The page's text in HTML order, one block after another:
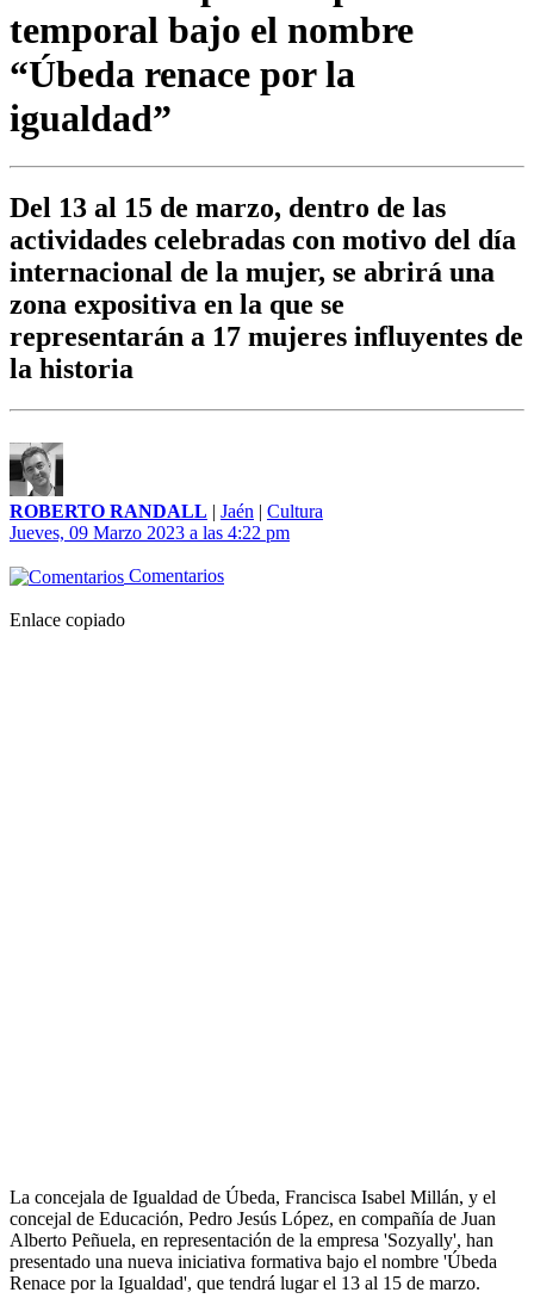
temporal bajo el nombre
“Úbeda renace por la
igualdad”
Del 13 al 15 de marzo, dentro de las
actividades celebradas con motivo del día
internacional de la mujer, se abrirá una
zona expositiva en la que se
representarán a 17 mujeres influyentes de
la historia
ROBERTO RANDALL | Jaén | Cultura
Jueves, 09 Marzo 2023 a las 4:22 pm
Comentarios
Enlace copiado
La concejala de Igualdad de Úbeda, Francisca Isabel Millán, y el
concejal de Educación, Pedro Jesús López, en compañía de Juan
Alberto Peñuela, en representación de la empresa 'Sozyally', han
presentado una nueva iniciativa formativa bajo el nombre 'Úbeda
Renace por la Igualdad', que tendrá lugar el 13 al 15 de marzo.